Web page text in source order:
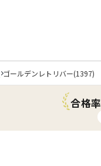
ゴールデンレトリバー(1397)
合格率